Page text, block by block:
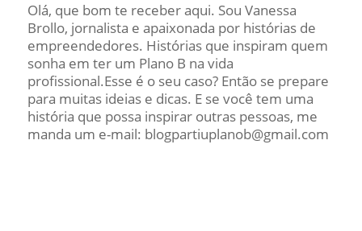
Olá, que bom te receber aqui. Sou Vanessa
Brollo, jornalista e apaixonada por histórias de
empreendedores. Histórias que inspiram quem
sonha em ter um Plano B na vida
profissional.Esse é o seu caso? Então se prepare
para muitas ideias e dicas. E se você tem uma
história que possa inspirar outras pessoas, me
manda um e-mail: blogpartiuplanob@gmail.com